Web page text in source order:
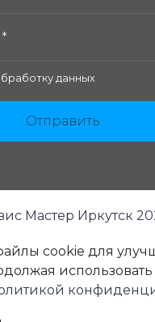
данных
Отправить
Мастер Иркутск
cookie для
использовать